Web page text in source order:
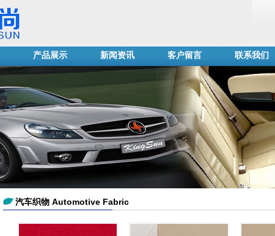
产品展示 新闻资讯 客户留言 联系我们
汽车织物 Automotive Fabric